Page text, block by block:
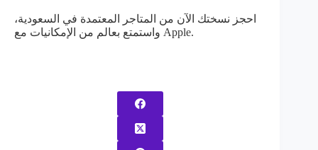
احجز نسختك الآن من المتاجر المعتمدة في السعودية،
واستمتع بعالم من الإمكانيات مع Apple.